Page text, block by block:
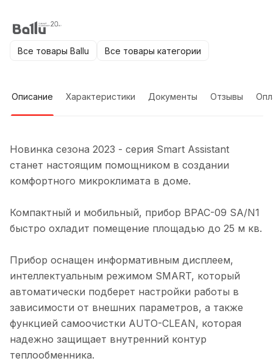
Все товары Ballu Все товары категории
Описание Характеристики Документы Отзывы
Новинка сезона 2023 - серия Smart Assistant
станет настоящим помощником в создании
комфортного микроклимата в доме.
Компактный и мобильный, прибор BPAC-09 SA/N1
быстро охладит помещение площадью до 25 м кв.
Прибор оснащен информативным дисплеем,
интеллектуальным режимом SMART, который
автоматически подберет настройки работы в
зависимости от внешних параметров, а также
функцией самоочистки AUTO-CLEAN, которая
надежно защищает внутренний контур
теплообменника.